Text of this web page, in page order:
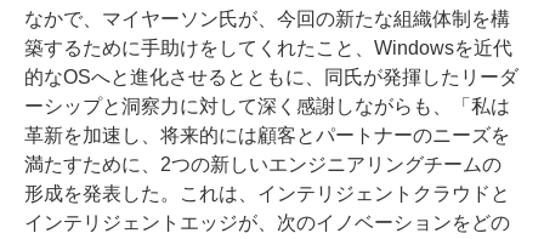
なかで、マイヤーソン氏が、今回の新たな組織体制を構
築するために手助けをしてくれたこと、Windowsを近代
的なOSへと進化させるとともに、同氏が発揮したリーダ
ーシップと洞察力に対して深く感謝しながらも、「私は
革新を加速し、将来的には顧客とパートナーのニーズを
満たすために、2つの新しいエンジニアリングチームの
形成を発表した。これは、インテリジェントクラウドと
インテリジェントエッジが、次のイノベーションをどの